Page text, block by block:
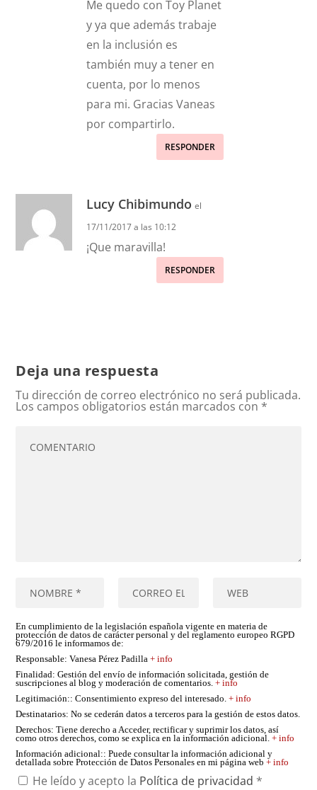
Me quedo con Toy Planet
y ya que además trabaje
en la inclusión es
también muy a tener en
cuenta, por lo menos
para mi. Gracias Vaneas
por compartirlo.
RESPONDER
Lucy Chibimundo el
17/11/2017 a las 10:12
¡Que maravilla!
RESPONDER
Deja una respuesta
Tu dirección de correo electrónico no será publicada.
Los campos obligatorios están marcados con *
En cumplimiento de la legislación española vigente en materia de
protección de datos de carácter personal y del reglamento europeo RGPD
679/2016 le informamos de:
Responsable: Vanesa Pérez Padilla+ info
Finalidad: Gestión del envío de información solicitada, gestión de
suscripciones al blog y moderación de comentarios.+ info
Legitimación:: Consentimiento expreso del interesado.+ info
Destinatarios: No se cederán datos a terceros para la gestión de estos datos.
Derechos: Tiene derecho a Acceder, rectificar y suprimir los datos, así
como otros derechos, como se explica en la información adicional.+ info
Información adicional:: Puede consultar la información adicional y
detallada sobre Protección de Datos Personales en mi página web+ info
He leído y acepto la Política de privacidad *